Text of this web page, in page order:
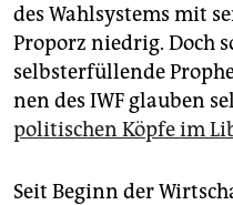
des Wahlsystems mit
Proporz niedrig. Doch
selbsterfüllende
nen des IWF glauben
politischen Köpfe im
Seit Beginn der